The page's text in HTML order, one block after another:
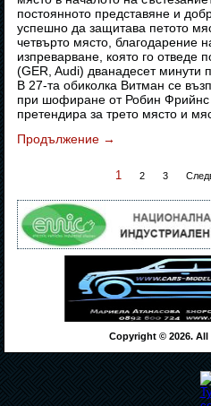
постоянното представяне и
успешно да защитава петото
четвърто място, благодарение
изпреварване, която го отведе
(GER, Audi) дванадесет минути
В 27-та обиколка Витман се
при шофиране от Робин Фрийнс
претендира за трето място и
Продължение →
1 2 3
Copyright © 2026. All